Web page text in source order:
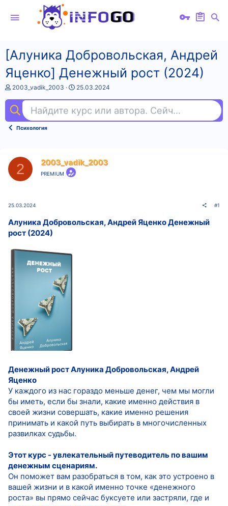
[Алуника Добровольская, Андрей
Яценко] Денежный рост (2024)
А
т
о
т
2003_vadik_2003
Д
а
н
а
25.03.2024
Найдите курс или автора. Сейчас ищут
Психология
2 2003_vadik_2003
PREMIUM
25.03.2024 #1
Алуника Добровольская, Андрей Яценко Денежный
рост (2024)
Денежный ростАлуника Добровольская, Андрей
Яценко
У каждого из нас гораздо меньше денег, чем мы могли
бы иметь, если бы знали, какие именно действия в
своей жизни совершать, какие именно решения
принимать и какой путь выбирать в многочисленных
развилках судьбы.
Этот курс - увлекательный путеводитель по вашим
денежным сценариям.
Он поможет вам разобраться в том, как это устроено в
вашей жизни и в какой именно точке «денежного
роста» вы прямо сейчас буксуете или застряли, где и